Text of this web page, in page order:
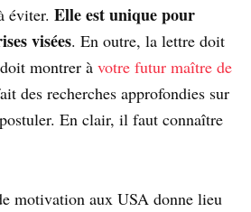
éviter. Elle est unique pour
visées. En outre, la lettre doit
montrer à votre futur maître de
des recherches approfondies sur
En clair, il faut connaître
motivation aux USA donne lieu